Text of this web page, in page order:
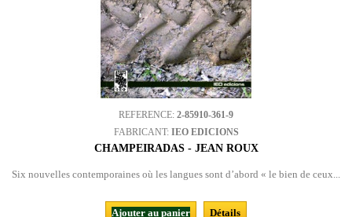
REFERENCE: 2-85910-361-9
FABRICANT: IEO EDICIONS
CHAMPEIRADAS - JEAN ROUX
Six nouvelles contemporaines où les langues sont d’abord « le bien de ceux...
Ajouter au panier Détails